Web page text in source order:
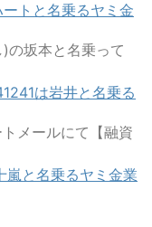
トと名乗るヤミ金
の坂本と名乗って
は岩井と名乗る
メールにて【融資
と名乗るヤミ金業